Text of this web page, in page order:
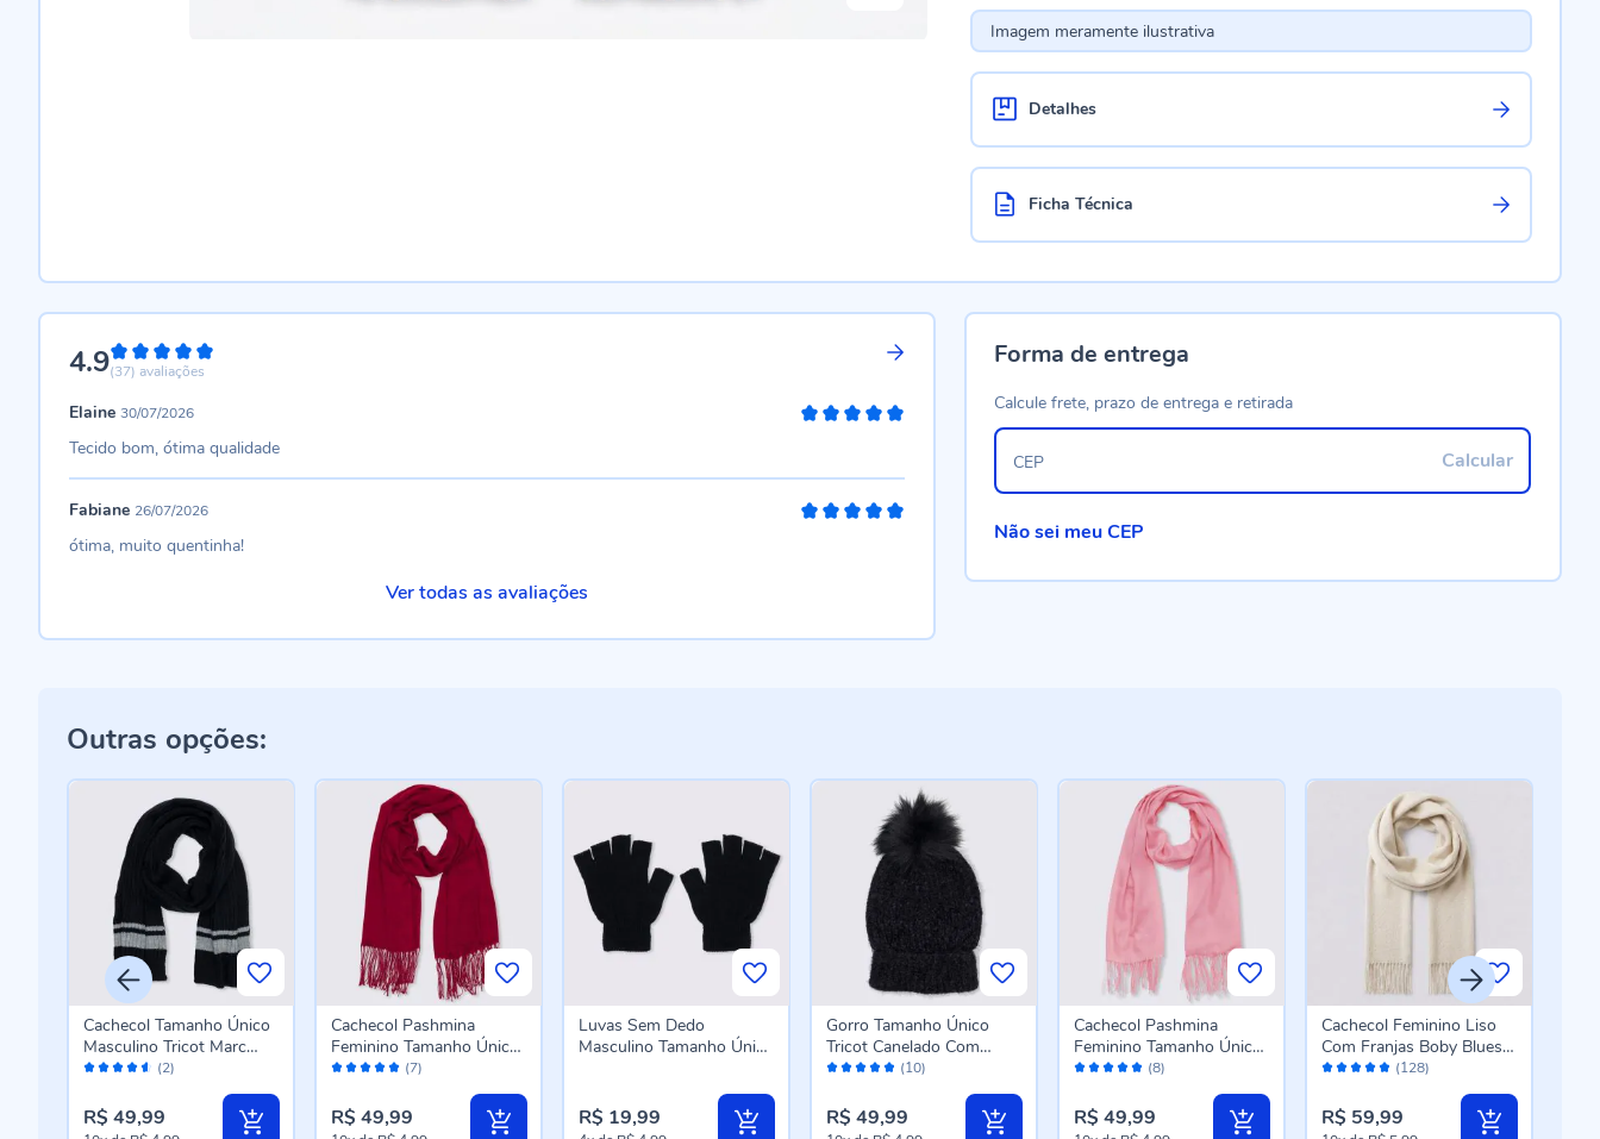
Imagem meramente ilustrativa
Detalhes
Ficha Técnica
4.998%
(37) avaliações
Elaine 30/07/2026
Tecido bom, ótima qualidade
Fabiane 26/07/2026
ótima, muito quentinha!
Ver todas as avaliações
Forma de entrega
Calcule frete, prazo de entrega e retirada
Calcular
CEP
Não sei meu CEP
Outras opções:
Avaliação: (2)
Cachecol Tamanho Único
Masculino Tricot Marc
Alain - PRETO U
R$ 49,99
Avaliação: (7)
Cachecol Pashmina
Feminino Tamanho Único
Patrícia Foster - BORDO
R$ 49,99
Luvas Sem Dedo
Masculino Tamanho Único
R$ 19,99
Avaliação: (10)
Gorro Tamanho Único
Tricot Canelado Com
Pompom Patrícia Foster -
R$ 49,99
Avaliação: (8)
Cachecol Pashmina
Feminino Tamanho Único
Patrícia Foster - ROSE U
R$ 49,99
Avaliação: (128)
Cachecol Feminino Liso
Com Franjas Boby Blues
Off White
R$ 59,99